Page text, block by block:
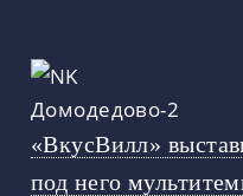
«ВкусВилл»
под него